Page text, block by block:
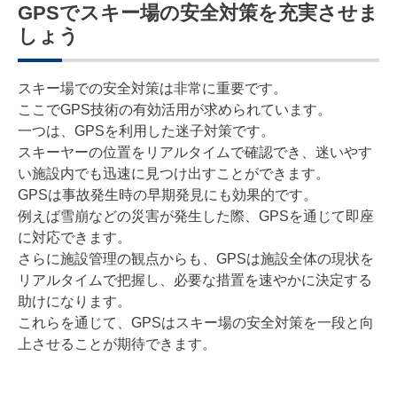
GPSでスキー場の安全対策を充実させま
しょう
スキー場での安全対策は非常に重要です。
ここでGPS技術の有効活用が求められています。
一つは、GPSを利用した迷子対策です。
スキーヤーの位置をリアルタイムで確認でき、迷いやす
い施設内でも迅速に見つけ出すことができます。
GPSは事故発生時の早期発見にも効果的です。
例えば雪崩などの災害が発生した際、GPSを通じて即座
に対応できます。
さらに施設管理の観点からも、GPSは施設全体の現状を
リアルタイムで把握し、必要な措置を速やかに決定する
助けになります。
これらを通じて、GPSはスキー場の安全対策を一段と向
上させることが期待できます。